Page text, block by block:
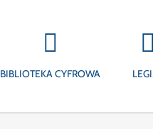
BIBLIOTEKA CYFROWA